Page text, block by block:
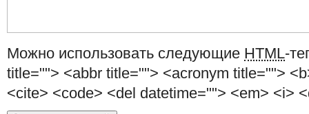
Можно использовать следующие HTML-
title=""> <abbr title=""> <acronym title="">
<cite> <code> <del datetime=""> <em> <i>